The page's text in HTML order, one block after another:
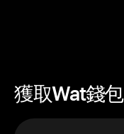
獲取Wat錢包